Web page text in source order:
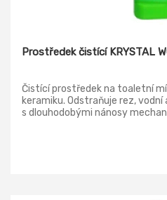
Prostředek čistící KRYSTAL
Čistící prostředek na toaletní
keramiku. Odstraňuje rez,
s dlouhodobými nánosy
vysoký lesk. PGS obsah látek,